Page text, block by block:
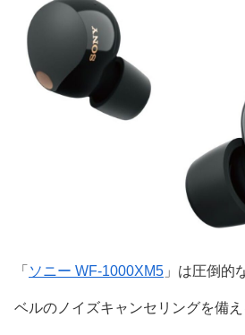
「 ソニー WF-1000XM5 」は圧倒的
ベルのノイズキャンセリングを備